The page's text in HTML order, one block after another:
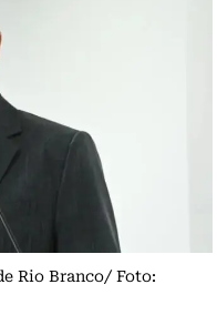
Rio Branco/ Foto: